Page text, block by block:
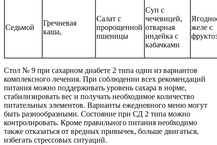
Седьмой
Гречневая
каша,
Салат с
пророщенной
пшеницы
Суп с
чечевицей,
отварная
индейка с
кабачками
желе с
Стол № 9 при сахарном диабете 2 типа один из вариантов
комплексного лечения. При соблюдении всех рекомендаций
питания можно поддерживать уровень сахара в норме,
стабилизировать вес и получать необходимое количество
питательных элементов. Варианты ежедневного меню могут
быть разнообразными. Состояние при СД 2 типа можно
контролировать. Кроме правильного питания необходимо
также отказаться от вредных привычек, больше двигаться,
избегать стрессовых ситуаций.